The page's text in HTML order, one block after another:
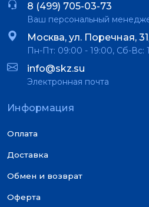
8 (499) 705-03-73
Ваш персональный
Москва, ул. Поречная,
Пн-Пт: 09:00 - 19:00, Сб-Вс:
info@skz.su
Электронная почта
Информация
Оплата
Доставка
Обмен и возврат
Оферта